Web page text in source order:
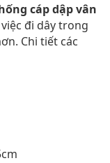
cáp dập vân
đi dây trong
Chi tiết các